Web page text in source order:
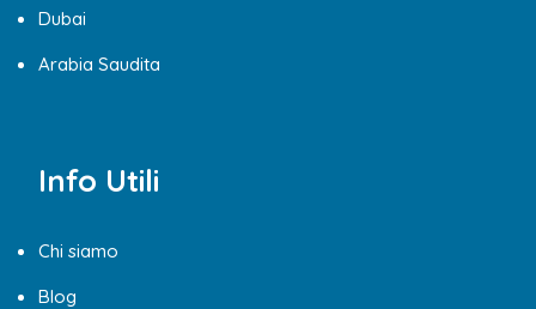
Dubai
Arabia Saudita
Info Utili
Chi siamo
Blog